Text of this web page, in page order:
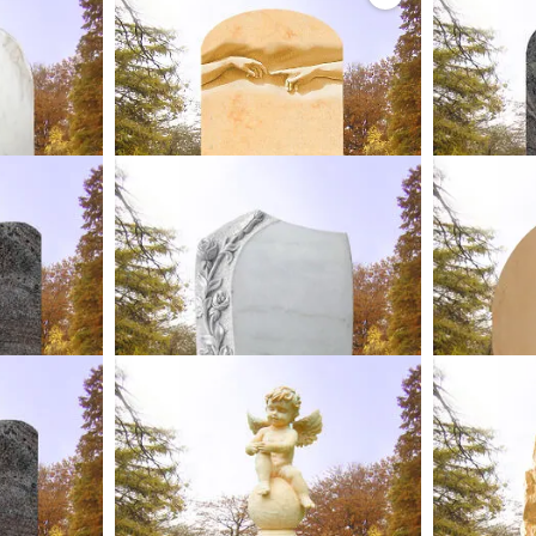
€
€*
Spanischer Sandstein
80 x 45 x 14 cm (HxBxT)
bis 31.08.26 statt6.800,00 €
Ihr Komplettpreis 5.950,00 €*
80 x
bis
Ihr
€
€*
Portugiesischer Marmor
80 x 45 x 14 cm (HxBxT)
bis 31.08.26 statt 6.450,00 €
Ihr Komplettpreis 5.643,75 €*
75
bis
Ihr
Herz
€
€*
Urnengrabstein mit Engel
Dresdener Elbsandstein
100 x 32 x 32 cm (HxBxT)
bis 31.08.26 statt4.450,00 €
Ihr Komplettpreis3.893,75 €*
Heller
80 x
bis
Ihr